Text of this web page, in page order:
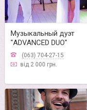
Музыкальный дуэт
"ADVANCED DUO"
(063) 704-27-15
від 2 000 грн.